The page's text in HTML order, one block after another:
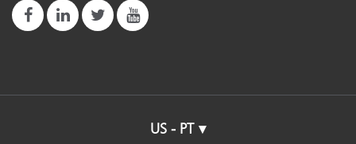
US - PT